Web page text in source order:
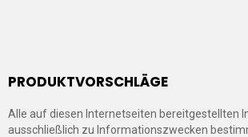
PRODUKTVORSCHLÄGE
Alle auf diesen Internetseiten bereitgestellten
ausschließlich zu Informationszwecken